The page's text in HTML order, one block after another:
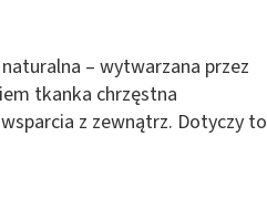
– wytwarzana przez
tkanka chrzęstna
z zewnątrz. Dotyczy to